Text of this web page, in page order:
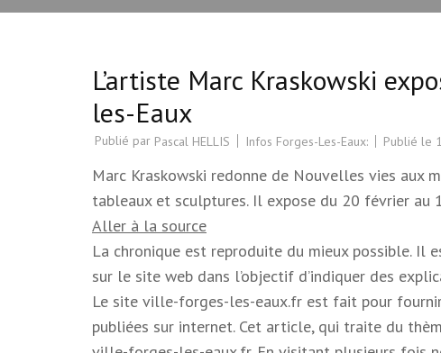
L’artiste Marc Kraskowski
les-Eaux
Publié par Pascal HELLIS Infos Forges-Les-Eaux: Publié le
Marc Kraskowski redonne de Nouvelles vies aux
tableaux et sculptures. Il expose du 20 février au
Aller à la source
La chronique est reproduite du mieux possible. Il
sur le site web dans l’objectif d’indiquer des
Le site ville-forges-les-eaux.fr est fait pour
publiées sur internet. Cet article, qui traite du